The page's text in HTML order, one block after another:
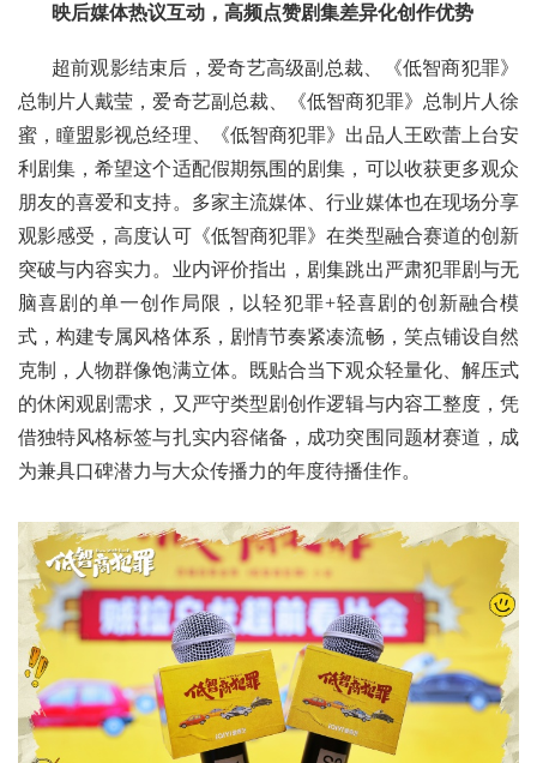
映后媒体热议互动，高频点赞剧集差异化创作优势
超前观影结束后，爱奇艺高级副总裁、《低智商犯罪》
总制片人戴莹，爱奇艺副总裁、《低智商犯罪》总制片人徐
蜜，瞳盟影视总经理、《低智商犯罪》出品人王欧蕾上台安
利剧集，希望这个适配假期氛围的剧集，可以收获更多观众
朋友的喜爱和支持。多家主流媒体、行业媒体也在现场分享
观影感受，高度认可《低智商犯罪》在类型融合赛道的创新
突破与内容实力。业内评价指出，剧集跳出严肃犯罪剧与无
脑喜剧的单一创作局限，以轻犯罪+轻喜剧的创新融合模
式，构建专属风格体系，剧情节奏紧凑流畅，笑点铺设自然
克制，人物群像饱满立体。既贴合当下观众轻量化、解压式
的休闲观剧需求，又严守类型剧创作逻辑与内容工整度，凭
借独特风格标签与扎实内容储备，成功突围同题材赛道，成
为兼具口碑潜力与大众传播力的年度待播佳作。